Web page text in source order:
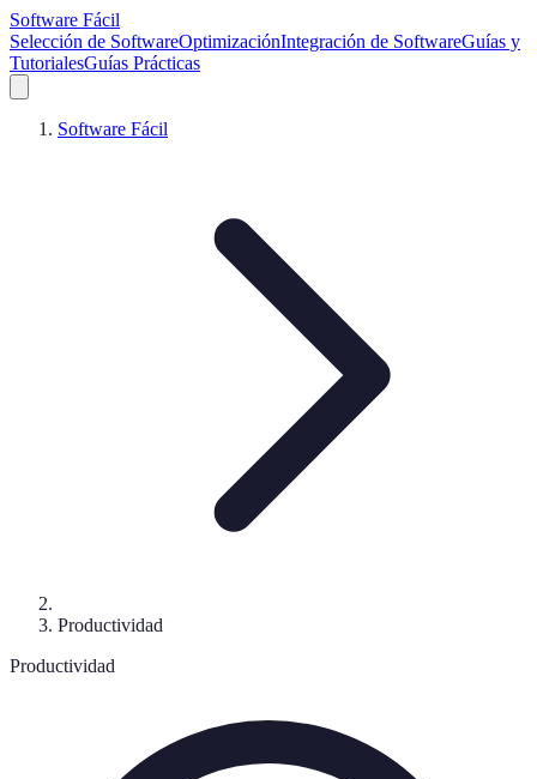
Software Fácil
Selección de SoftwareOptimizaciónIntegración de SoftwareGuías y
TutorialesGuías Prácticas
Software Fácil
Productividad
Productividad